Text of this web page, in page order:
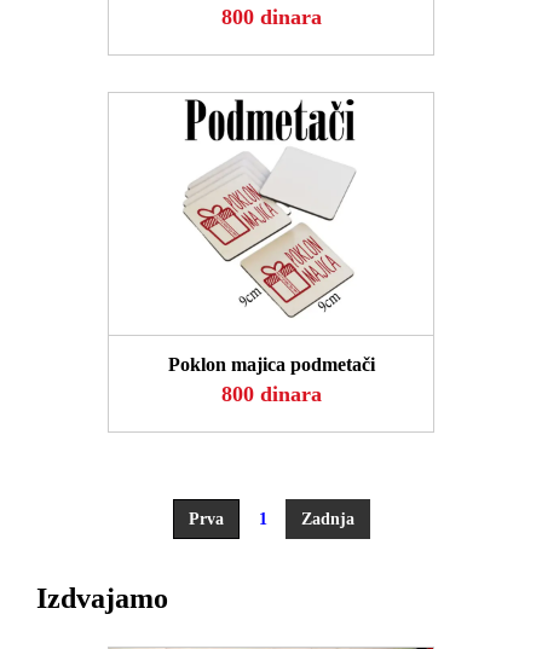
800 dinara
POGLEDAJ
Poklon majica podmetači
800 dinara
Prva 1 Zadnja
Izdvajamo